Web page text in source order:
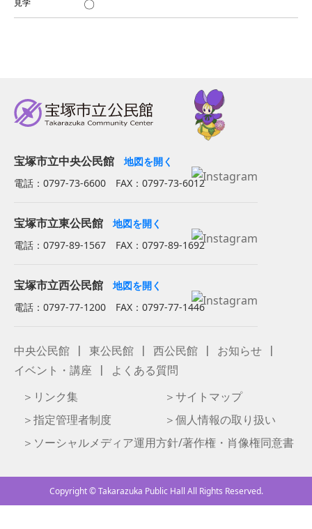
〇
宝塚市立中央公民館
地図を開く
電話：0797-73-6600 FAX：0797-73-6012
宝塚市立東公民館
地図を開く
電話：0797-89-1567 FAX：0797-89-1692
宝塚市立西公民館
地図を開く
電話：0797-77-1200 FAX：0797-77-1446
中央公民館 東公民館 西公民館
お知らせ
イベント・講座
よくある質問
リンク集
サイトマップ
指定管理者制度
個人情報の取り扱い
ソーシャルメディア運用方針/著作権・肖像権同意書
Copyright © Takarazuka Public Hall All Rights Reserved.